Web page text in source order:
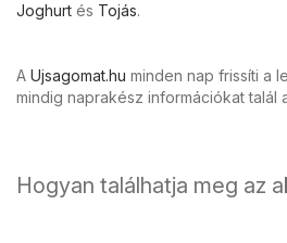
Joghurt és Tojás.
A Ujsagomat.hu minden nap frissíti a
mindig naprakész információkat talál
Hogyan találhatja meg az